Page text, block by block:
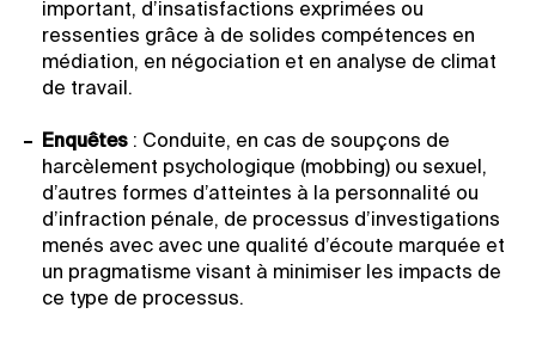
important, d’insatisfactions exprimées ou
ressenties grâce à de solides compétences en
médiation, en négociation et en analyse de climat
de travail.
Enquêtes : Conduite, en cas de soupçons de
harcèlement psychologique (mobbing) ou sexuel,
d’autres formes d’atteintes à la personnalité ou
d’infraction pénale, de processus d’investigations
menés avec avec une qualité d’écoute marquée et
un pragmatisme visant à minimiser les impacts de
ce type de processus.